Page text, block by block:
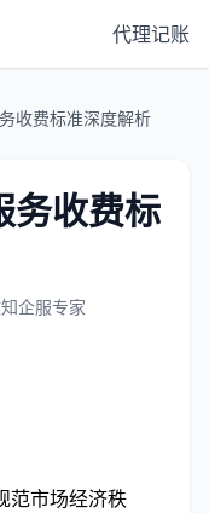
代理记账
收费标准深度解析
务收费标
企服专家
范市场经济秩